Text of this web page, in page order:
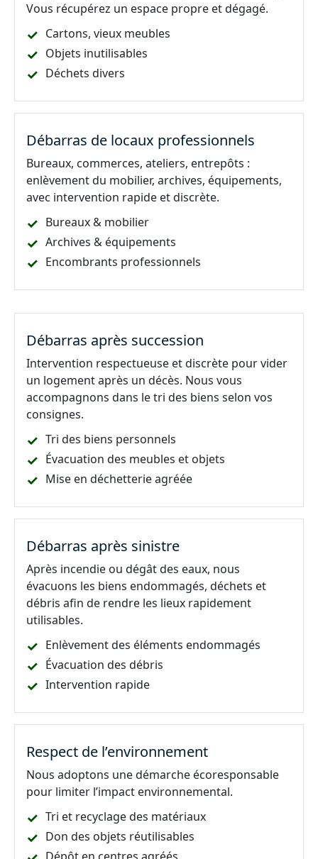
Vous récupérez un espace propre et dégagé.
Cartons, vieux meubles
Objets inutilisables
Déchets divers
Débarras de locaux professionnels
Bureaux, commerces, ateliers, entrepôts :
enlèvement du mobilier, archives, équipements,
avec intervention rapide et discrète.
Bureaux & mobilier
Archives & équipements
Encombrants professionnels
Débarras après succession
Intervention respectueuse et discrète pour vider
un logement après un décès. Nous vous
accompagnons dans le tri des biens selon vos
consignes.
Tri des biens personnels
Évacuation des meubles et objets
Mise en déchetterie agréée
Débarras après sinistre
Après incendie ou dégât des eaux, nous
évacuons les biens endommagés, déchets et
débris afin de rendre les lieux rapidement
utilisables.
Enlèvement des éléments endommagés
Évacuation des débris
Intervention rapide
Respect de l’environnement
Nous adoptons une démarche écoresponsable
pour limiter l’impact environnemental.
Tri et recyclage des matériaux
Don des objets réutilisables